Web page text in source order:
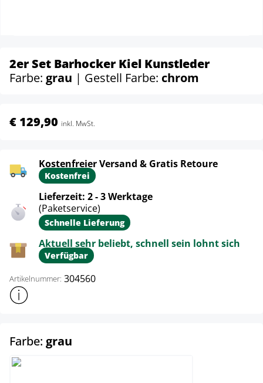
2er Set Barhocker Kiel Kunstleder
Farbe: grau | Gestell Farbe: chrom
€ 129,90 inkl. MwSt.
Kostenfreier Versand & Gratis Retoure
Kostenfrei
Lieferzeit: 2 - 3 Werktage
(Paketservice)
Schnelle Lieferung
Aktuell sehr beliebt, schnell sein lohnt sich
Verfügbar
Artikelnummer: 304560
Weitere Produktinformationen anzeigen
Farbe: grau